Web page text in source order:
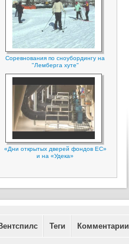
Соревнования по сноубордингу на
"Лемберга хуте"
«Дни открытых дверей фондов ЕС»
и на «Удека»
Теги Комментарии